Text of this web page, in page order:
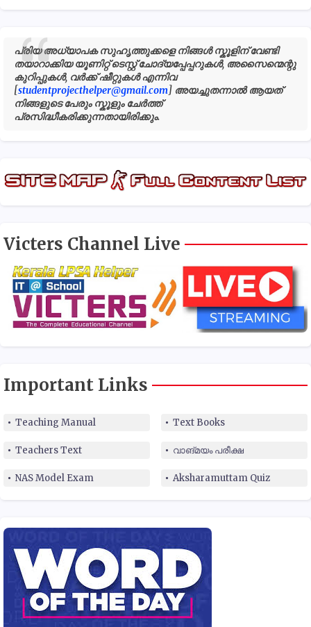
പ്രിയ അധ്യാപക സുഹൃത്തുക്കളെ നിങ്ങൾ സ്കൂളിന് വേണ്ടി
തയാറാക്കിയ യൂണിറ്റ് ടെസ്റ്റ് ചോദ്യപ്പേപ്പറുകൾ, അസൈന്മെന്റു
കുറിപ്പുകൾ, വർക്ക് ഷീറ്റുകൾ എന്നിവ
[studentprojecthelper@gmail.com] അയച്ചുതന്നാൽ ആയത്
നിങ്ങളുടെ പേരും സ്കൂളും ചേർത്ത്
പ്രസിദ്ധീകരിക്കുന്നതായിരിക്കും.
Victers Channel Live
Important Links
Teaching Manual Text Books
Teachers Text വാങ്മയം പരീക്ഷ
NAS Model Exam Aksharamuttam Quiz